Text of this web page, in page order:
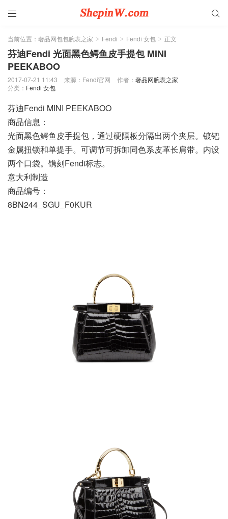
 
当前位置： 奢品网包包腕表之家 > Fendi > Fendi 女包 > 正文
芬迪Fendi 光面黑色鳄鱼皮手提包 MINI
PEEKABOO
2017-07-21 11:43 来源：Fendi官网 作者： 奢品网腕表之家
分类： Fendi 女包
芬迪Fendi MINI PEEKABOO
商品信息：
光面黑色鳄鱼皮手提包，通过硬隔板分隔出两个夹层。镀钯
金属扭锁和单提手。可调节可拆卸同色系皮革长肩带。内设
两个口袋。镌刻Fendi标志。
意大利制造
商品编号：
8BN244_SGU_F0KUR